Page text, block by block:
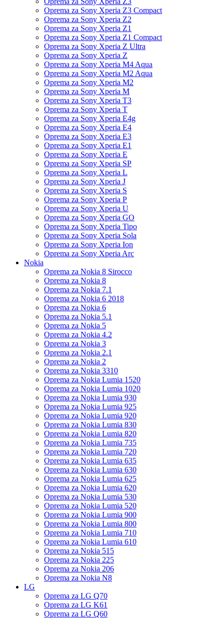
Oprema za Sony Xperia Z3 Compact
Oprema za Sony Xperia Z2
Oprema za Sony Xperia Z1
Oprema za Sony Xperia Z1 Compact
Oprema za Sony Xperia Z Ultra
Oprema za Sony Xperia Z
Oprema za Sony Xperia M4 Aqua
Oprema za Sony Xperia M2 Aqua
Oprema za Sony Xperia M2
Oprema za Sony Xperia M
Oprema za Sony Xperia T3
Oprema za Sony Xperia T
Oprema za Sony Xperia E4g
Oprema za Sony Xperia E4
Oprema za Sony Xperia E3
Oprema za Sony Xperia E1
Oprema za Sony Xperia E
Oprema za Sony Xperia SP
Oprema za Sony Xperia L
Oprema za Sony Xperia J
Oprema za Sony Xperia S
Oprema za Sony Xperia P
Oprema za Sony Xperia U
Oprema za Sony Xperia GO
Oprema za Sony Xperia Tipo
Oprema za Sony Xperia Sola
Oprema za Sony Xperia Ion
Oprema za Sony Xperia Arc
Nokia
Oprema za Nokia 8 Sirocco
Oprema za Nokia 8
Oprema za Nokia 7.1
Oprema za Nokia 6 2018
Oprema za Nokia 6
Oprema za Nokia 5.1
Oprema za Nokia 5
Oprema za Nokia 4.2
Oprema za Nokia 3
Oprema za Nokia 2.1
Oprema za Nokia 2
Oprema za Nokia 3310
Oprema za Nokia Lumia 1520
Oprema za Nokia Lumia 1020
Oprema za Nokia Lumia 930
Oprema za Nokia Lumia 925
Oprema za Nokia Lumia 920
Oprema za Nokia Lumia 830
Oprema za Nokia Lumia 820
Oprema za Nokia Lumia 735
Oprema za Nokia Lumia 720
Oprema za Nokia Lumia 635
Oprema za Nokia Lumia 630
Oprema za Nokia Lumia 625
Oprema za Nokia Lumia 620
Oprema za Nokia Lumia 530
Oprema za Nokia Lumia 520
Oprema za Nokia Lumia 900
Oprema za Nokia Lumia 800
Oprema za Nokia Lumia 710
Oprema za Nokia Lumia 610
Oprema za Nokia 515
Oprema za Nokia 225
Oprema za Nokia 206
Oprema za Nokia N8
LG
Oprema za LG Q70
Oprema za LG K61
Oprema za LG Q60